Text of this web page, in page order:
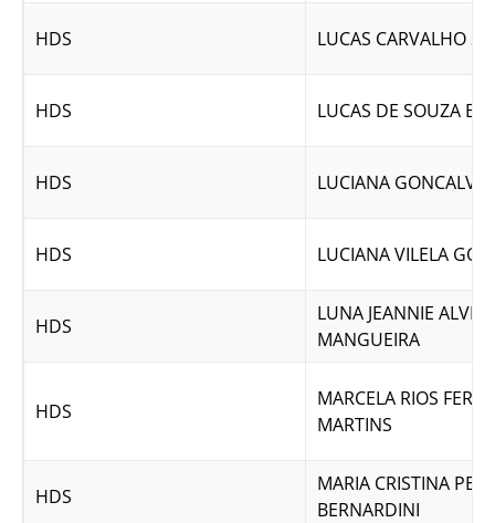
HDS LUCAS CARVALHO
HDS LUCAS DE SOUZA
HDS LUCIANA GONCALVES
HDS LUCIANA VILELA
HDS
LUNA JEANNIE ALVES
MANGUEIRA
HDS
MARCELA RIOS
MARTINS
HDS
MARIA CRISTINA
BERNARDINI